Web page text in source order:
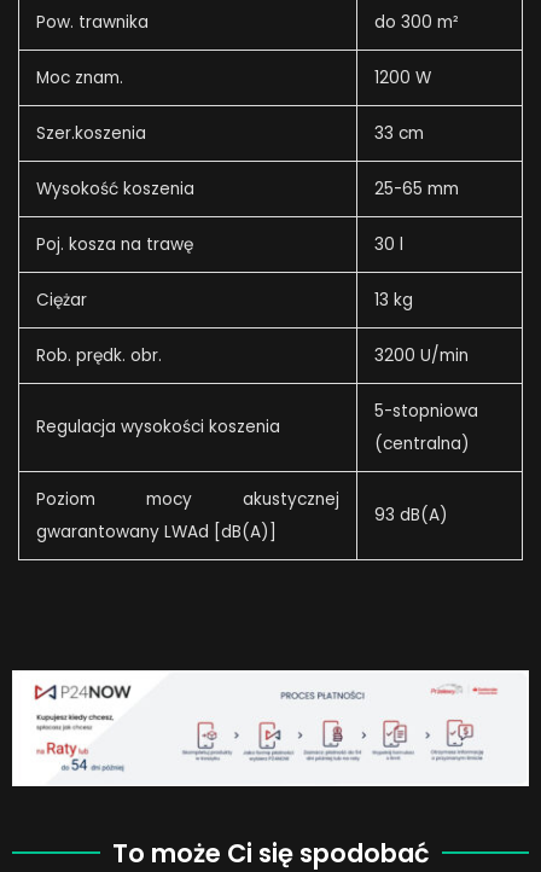
Pow. trawnika do 300 m²
Moc znam. 1200 W
Szer.koszenia 33 cm
Wysokość koszenia 25-65 mm
Poj. kosza na trawę 30 l
Ciężar 13 kg
Rob. prędk. obr. 3200 U/min
Regulacja wysokości koszenia
5-stopniowa
(centralna)
Poziom mocy akustycznej
gwarantowany LWAd [dB(A)]
93 dB(A)
To może Ci się spodobać